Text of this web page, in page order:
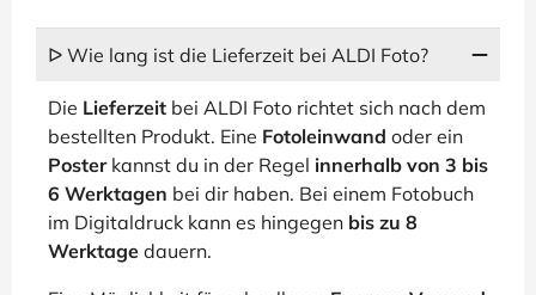
ᐅ Wie lang ist die Lieferzeit bei ALDI Foto?
Die Lieferzeit bei ALDI Foto richtet sich nach dem
bestellten Produkt. Eine Fotoleinwand oder ein
Posterkannst du in der Regel innerhalb von 3 bis
6 Werktagen bei dir haben. Bei einem Fotobuch
im Digitaldruck kann es hingegen bis zu 8
Werktage dauern.